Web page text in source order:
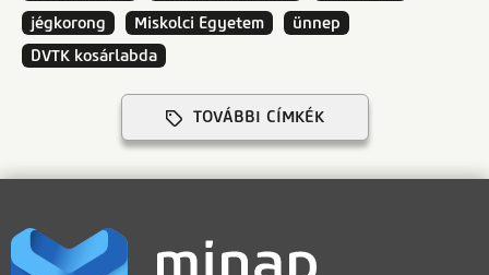
jégkorong
Miskolci Egyetem
ünnep
DVTK kosárlabda
TOVÁBBI CÍMKÉK